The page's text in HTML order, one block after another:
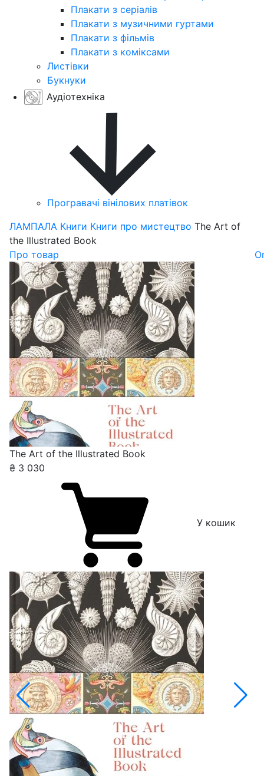
Плакати з серіалів
Плакати з музичними гуртами
Плакати з фільмів
Плакати з коміксами
Листівки
Букнуки
Аудіотехніка
Програвачі вінілових платівок
ЛАМПАЛА Книги Книги про мистецтво The Art of
the Illustrated Book
Про товар
The Art of the Illustrated Book
₴ 3 030
У кошик